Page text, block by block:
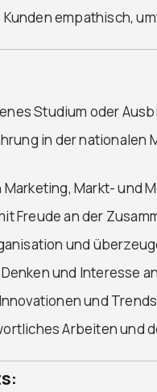
Kunden empathisch,
Studium oder
in der
Markt- und
Freude an der
und
und Interesse
und Trends
Arbeiten und